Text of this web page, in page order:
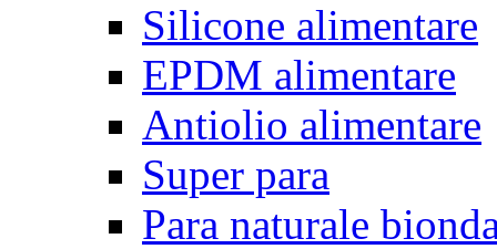
Silicone alimentare
EPDM alimentare
Antiolio alimentare
Super para
Para naturale